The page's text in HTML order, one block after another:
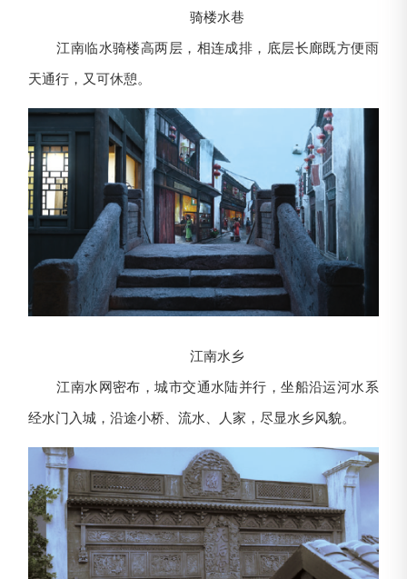
骑楼水巷
江南临水骑楼高两层，相连成排，底层长廊既方便雨
天通行，又可休憩。
江南水乡
江南水网密布，城市交通水陆并行，坐船沿运河水系
经水门入城，沿途小桥、流水、人家，尽显水乡风貌。